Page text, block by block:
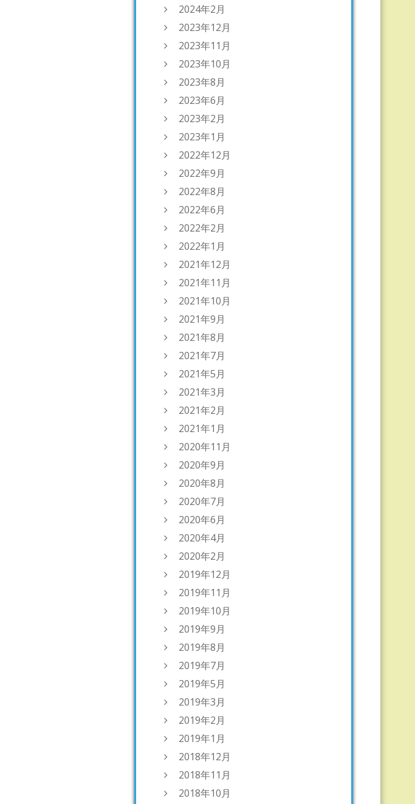
2024年2月
2023年12月
2023年11月
2023年10月
2023年8月
2023年6月
2023年2月
2023年1月
2022年12月
2022年9月
2022年8月
2022年6月
2022年2月
2022年1月
2021年12月
2021年11月
2021年10月
2021年9月
2021年8月
2021年7月
2021年5月
2021年3月
2021年2月
2021年1月
2020年11月
2020年9月
2020年8月
2020年7月
2020年6月
2020年4月
2020年2月
2019年12月
2019年11月
2019年10月
2019年9月
2019年8月
2019年7月
2019年5月
2019年3月
2019年2月
2019年1月
2018年12月
2018年11月
2018年10月